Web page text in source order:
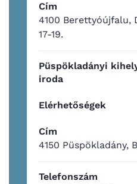
Cím
4100 Berettyóújfalu,
17-19.
Püspökladányi
iroda
Elérhetőségek
Cím
4150 Püspökladány,
Telefonszám